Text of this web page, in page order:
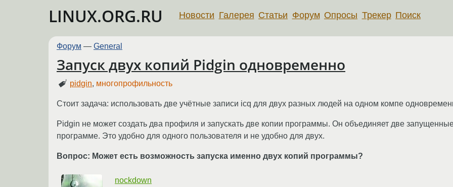
LINUX.ORG.RU Новости Галерея Статьи Форум Опросы Трекер Поиск
Форум — General
Запуск двух копий Pidgin одновременно
pidgin, многопрофильность
Стоит задача: использовать две учётные записи icq для двух разных людей на одном компе
Pidgin не может создать два профиля и запускать две копии программы. Он объединяет две
программе. Это удобно для одного пользователя и не удобно для двух.
Вопрос: Может есть возможность запуска именно двух копий программы?
nockdown